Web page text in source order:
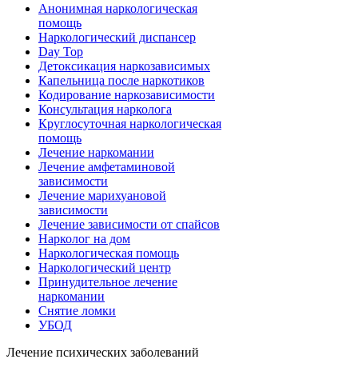
Анонимная наркологическая
помощь
Наркологический диспансер
Day Top
Детоксикация наркозависимых
Капельница после наркотиков
Кодирование наркозависимости
Консультация нарколога
Круглосуточная наркологическая
помощь
Лечение наркомании
Лечение амфетаминовой
зависимости
Лечение марихуановой
зависимости
Лечение зависимости от спайсов
Нарколог на дом
Наркологическая помощь
Наркологический центр
Принудительное лечение
наркомании
Снятие ломки
УБОД
Лечение психических заболеваний